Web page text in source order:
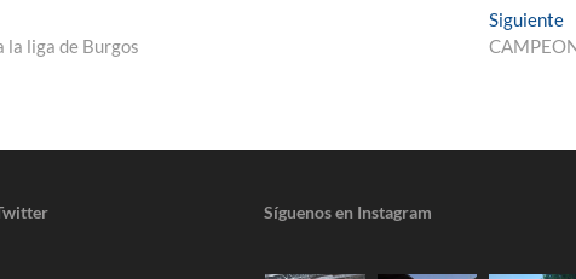
la liga de Burgos
Siguiente
Síguenos en Instagram